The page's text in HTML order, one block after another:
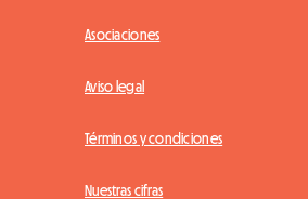
Asociaciones
Aviso legal
Términos y condiciones
Nuestras cifras